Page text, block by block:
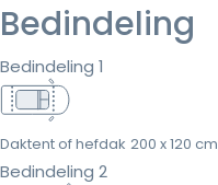
Bedindeling
Bedindeling 1
Daktent of hefdak 200 x 120 cm
Bedindeling 2